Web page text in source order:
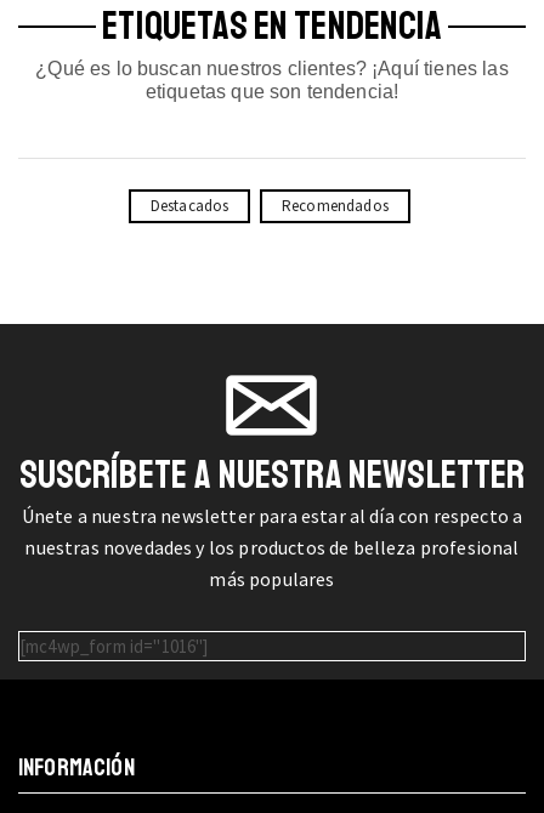
ETIQUETAS EN TENDENCIA
¿Qué es lo buscan nuestros clientes? ¡Aquí tienes las
etiquetas que son tendencia!
Destacados Recomendados
SUSCRÍBETE A NUESTRA NEWSLETTER
Únete a nuestra newsletter para estar al día con respecto a
nuestras novedades y los productos de belleza profesional
más populares
[mc4wp_form id="1016"]
INFORMACIÓN